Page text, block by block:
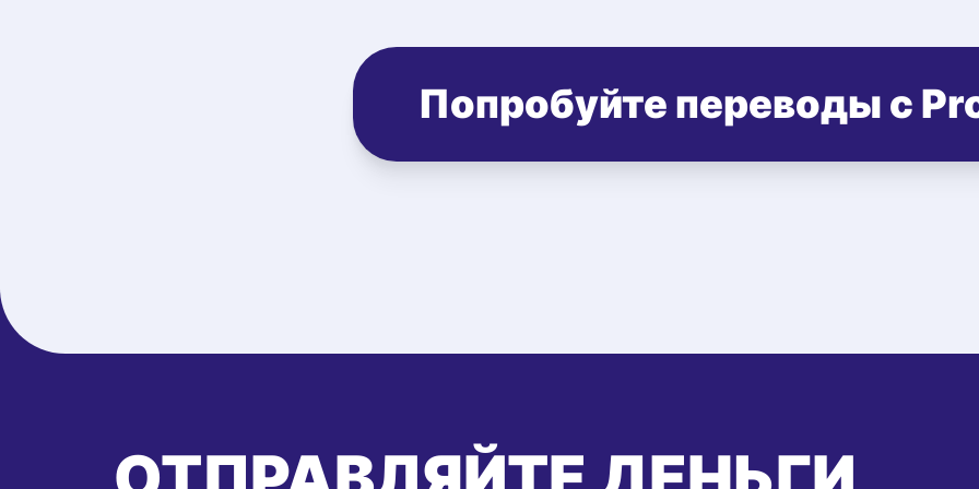
Попробуйте переводы с